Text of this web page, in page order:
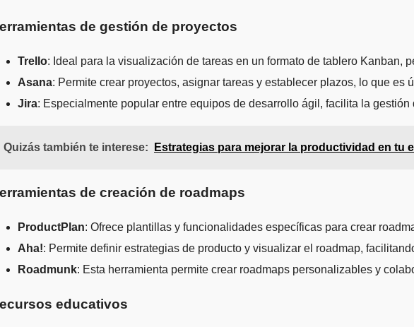
de gestión de proyectos
Trello: Ideal para la visualización de tareas en un formato de tablero Kanban,
Asana: Permite crear proyectos, asignar tareas y establecer plazos, lo que
Jira: Especialmente popular entre equipos de desarrollo ágil, facilita la
Quizás también te interese: Estrategias para mejorar la productividad en tu
de creación de roadmaps
ProductPlan: Ofrece plantillas y funcionalidades específicas para crear
Aha!: Permite definir estrategias de producto y visualizar el roadmap,
Roadmunk: Esta herramienta permite crear roadmaps personalizables y
educativos